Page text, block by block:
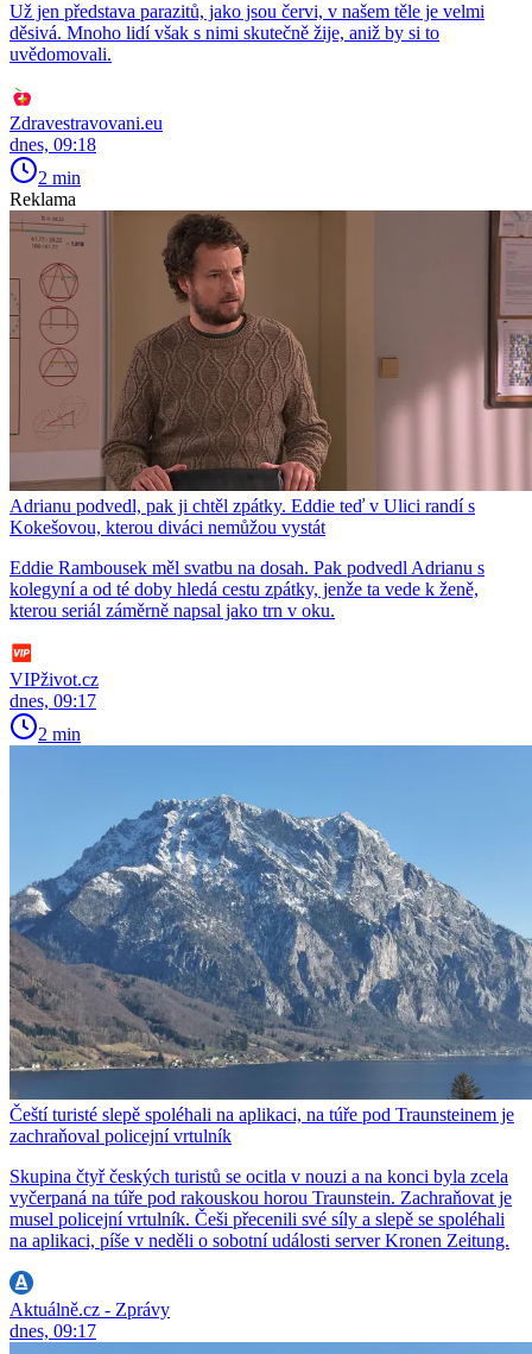
Už jen představa parazitů, jako jsou červi, v našem těle je velmi
děsivá. Mnoho lidí však s nimi skutečně žije, aniž by si to
uvědomovali.
Zdravestravovani.eu
dnes, 09:18
2 min
Reklama
Adrianu podvedl, pak ji chtěl zpátky. Eddie teď v Ulici randí s
Kokešovou, kterou diváci nemůžou vystát
Eddie Rambousek měl svatbu na dosah. Pak podvedl Adrianu s
kolegyní a od té doby hledá cestu zpátky, jenže ta vede k ženě,
kterou seriál záměrně napsal jako trn v oku.
VIPživot.cz
dnes, 09:17
2 min
Čeští turisté slepě spoléhali na aplikaci, na túře pod Traunsteinem je
zachraňoval policejní vrtulník
Skupina čtyř českých turistů se ocitla v nouzi a na konci byla zcela
vyčerpaná na túře pod rakouskou horou Traunstein. Zachraňovat je
musel policejní vrtulník. Češi přecenili své síly a slepě se spoléhali
na aplikaci, píše v neděli o sobotní události server Kronen Zeitung.
Aktuálně.cz - Zprávy
dnes, 09:17